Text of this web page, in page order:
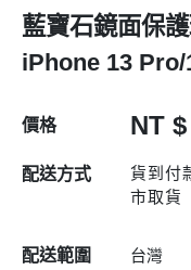
藍寶石鏡面保
iPhone 13
價格 NT
配送方式
貨到付
市取貨
配送範圍 台灣